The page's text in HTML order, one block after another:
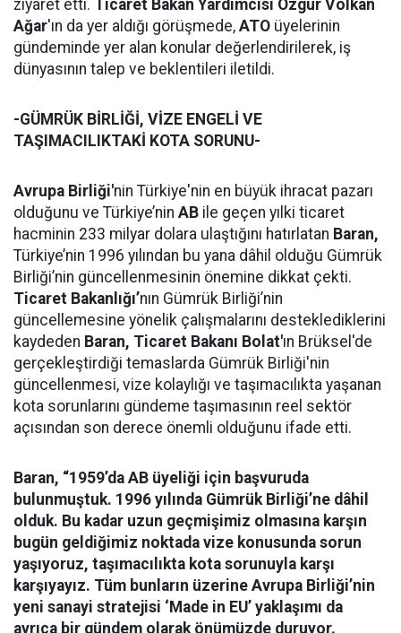
ziyaret etti. Ticaret Bakan Yardımcısı Özgür Volkan
Ağar'ın da yer aldığı görüşmede, ATO üyelerinin
gündeminde yer alan konular değerlendirilerek, iş
dünyasının talep ve beklentileri iletildi.
-GÜMRÜK BİRLİĞİ, VİZE ENGELİ VE
TAŞIMACILIKTAKİ KOTA SORUNU-
Avrupa Birliği'nin Türkiye'nin en büyük ihracat pazarı
olduğunu ve Türkiye’nin AB ile geçen yılki ticaret
hacminin 233 milyar dolara ulaştığını hatırlatan Baran,
Türkiye’nin 1996 yılından bu yana dâhil olduğu Gümrük
Birliği’nin güncellenmesinin önemine dikkat çekti.
Ticaret Bakanlığı’nın Gümrük Birliği’nin
güncellemesine yönelik çalışmalarını desteklediklerini
kaydeden Baran, Ticaret Bakanı Bolat'ın Brüksel'de
gerçekleştirdiği temaslarda Gümrük Birliği'nin
güncellenmesi, vize kolaylığı ve taşımacılıkta yaşanan
kota sorunlarını gündeme taşımasının reel sektör
açısından son derece önemli olduğunu ifade etti.
Baran, “1959’da AB üyeliği için başvuruda
bulunmuştuk. 1996 yılında Gümrük Birliği’ne dâhil
olduk. Bu kadar uzun geçmişimiz olmasına karşın
bugün geldiğimiz noktada vize konusunda sorun
yaşıyoruz, taşımacılıkta kota sorunuyla karşı
karşıyayız. Tüm bunların üzerine Avrupa Birliği’nin
yeni sanayi stratejisi ‘Made in EU’ yaklaşımı da
ayrıca bir gündem olarak önümüzde duruyor.